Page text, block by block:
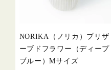
NORIKA（ノリカ）プリザ
ーブドフラワー（ディープ
ブルー）Mサイズ